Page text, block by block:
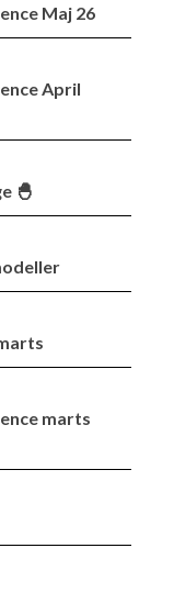
Maj 26
April
🐣
marts